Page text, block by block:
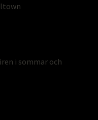
i sommar och